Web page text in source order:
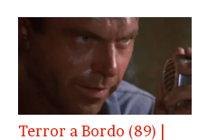
Terror a Bordo (89) |